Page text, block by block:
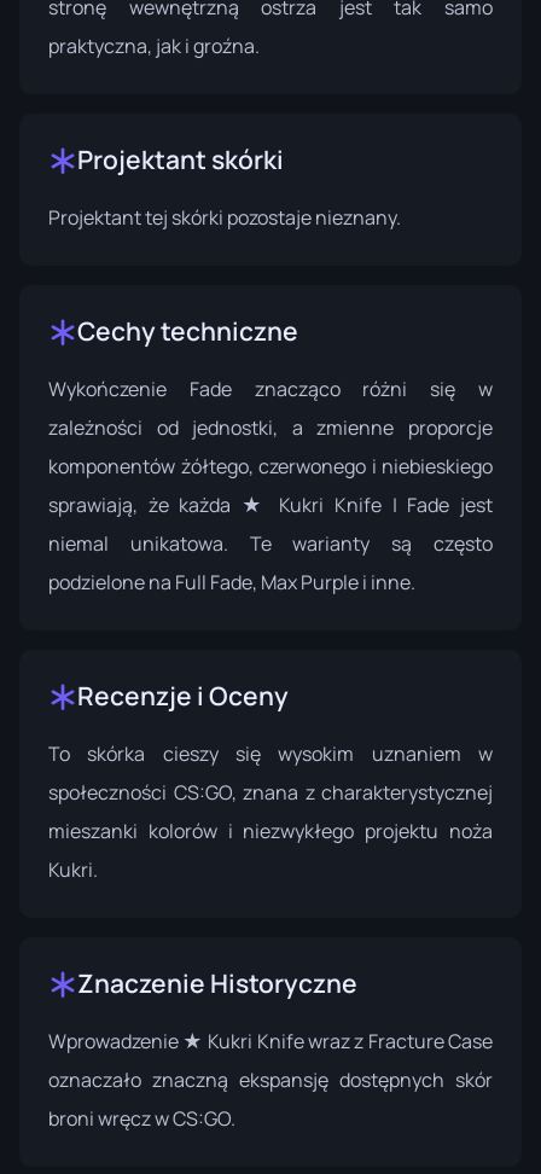
stronę wewnętrzną ostrza jest tak samo
praktyczna, jak i groźna.
Projektant skórki
Projektant tej skórki pozostaje nieznany.
Cechy techniczne
Wykończenie Fade znacząco różni się w
zależności od jednostki, a zmienne proporcje
komponentów żółtego, czerwonego i niebieskiego
sprawiają, że każda ★ Kukri Knife | Fade jest
niemal unikatowa. Te warianty są często
podzielone na Full Fade, Max Purple i inne.
Recenzje i Oceny
To skórka cieszy się wysokim uznaniem w
społeczności CS:GO, znana z charakterystycznej
mieszanki kolorów i niezwykłego projektu noża
Kukri.
Znaczenie Historyczne
Wprowadzenie ★ Kukri Knife wraz z Fracture Case
oznaczało znaczną ekspansję dostępnych skór
broni wręcz w CS:GO.